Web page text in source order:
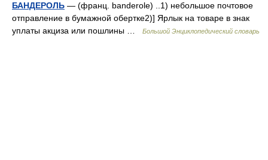
БАНДЕРОЛЬ — (франц. banderole) ..1) небольшое почтовое
отправление в бумажной обертке2)] Ярлык на товаре в знак
уплаты акциза или пошлины …
Большой Энциклопедический словарь